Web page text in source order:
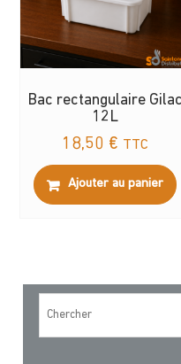
Bac rectangulaire Gilac
12L
18,50 € TTC
Ajouter au panier